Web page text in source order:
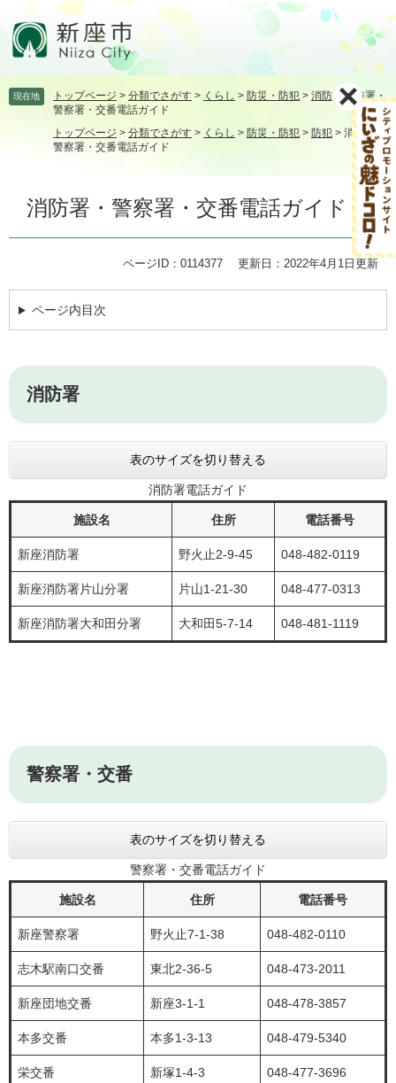
頭飛 現在地 トップページ > 分類でさがす > くらし > 防災・防犯 > 消防>消防署・
警察署・交番電話ガイド
トップページ > 分類でさがす > くらし > 防災・防犯 > 防犯 > 消防署・
警察署・交番電話ガイド
消防署・警察署・交番電話ガイド
ページID：0114377 更新日：2022年4月1日更新
ページ内目次
消防署
表のサイズを切り替える
消防署電話ガイド
施設名 住所 電話番号
新座消防署 野火止2-9-45 048-482-0119
新座消防署片山分署 片山1-21-30 048-477-0313
新座消防署大和田分署 大和田5-7-14 048-481-1119
警察署・交番
表のサイズを切り替える
警察署・交番電話ガイド
施設名 住所 電話番号
新座警察署 野火止7-1-38 048-482-0110
志木駅南口交番 東北2-36-5 048-473-2011
新座団地交番 新座3-1-1 048-478-3857
本多交番 本多1-3-13 048-479-5340
栄交番 新塚1-4-3 048-477-3696